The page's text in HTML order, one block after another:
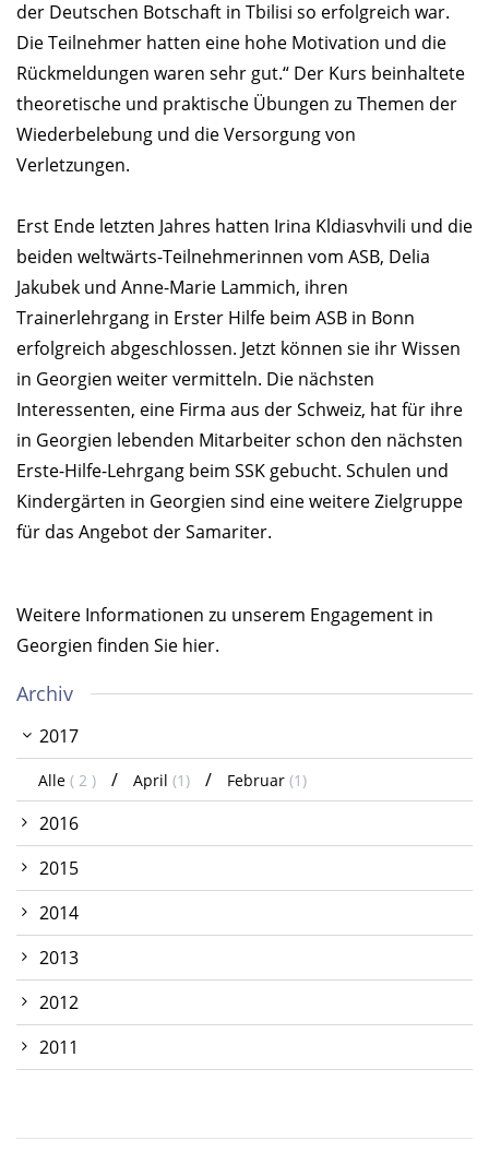
der Deutschen Botschaft in Tbilisi so erfolgreich war.
Die Teilnehmer hatten eine hohe Motivation und die
Rückmeldungen waren sehr gut.“ Der Kurs beinhaltete
theoretische und praktische Übungen zu Themen der
Wiederbelebung und die Versorgung von
Verletzungen.
Erst Ende letzten Jahres hatten Irina Kldiasvhvili und die
beiden weltwärts-Teilnehmerinnen vom ASB, Delia
Jakubek und Anne-Marie Lammich, ihren
Trainerlehrgang in Erster Hilfe beim ASB in Bonn
erfolgreich abgeschlossen. Jetzt können sie ihr Wissen
in Georgien weiter vermitteln. Die nächsten
Interessenten, eine Firma aus der Schweiz, hat für ihre
in Georgien lebenden Mitarbeiter schon den nächsten
Erste-Hilfe-Lehrgang beim SSK gebucht. Schulen und
Kindergärten in Georgien sind eine weitere Zielgruppe
für das Angebot der Samariter.
Weitere Informationen zu unserem Engagement in
Georgien finden Sie hier.
Archiv
2017
Alle ( 2 ) April (1) Februar (1)
2016
2015
2014
2013
2012
2011